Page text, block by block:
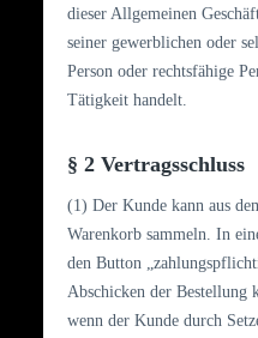
dieser Allgemeinen
seiner gewerblichen oder
Person oder rechtsfähige
Tätigkeit handelt.
§ 2 Vertragsschluss
(1) Der Kunde kann aus
Warenkorb sammeln. In
den Button
Abschicken der Bestellung
wenn der Kunde durch